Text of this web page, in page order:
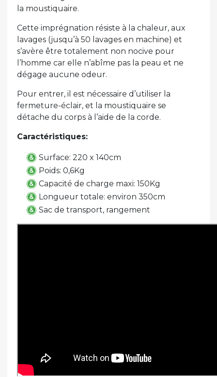
la moustiquaire.
Cette imprégnation résiste à la chaleur, aux
lavages (jusqu’à 50 lavages en machine) et
s’avère être totalement non nocive pour
l’homme car elle n’abîme pas la peau et ne
dégage aucune odeur.
Pour entrer, il est nécessaire d’utiliser la
fermeture-éclair, et la moustiquaire se
détache du corps à l’aide de la corde.
Caractéristiques:
Surface: 220 x 140cm
Poids: 0,6Kg
Capacité de charge maxi: 150Kg
Longueur totale: environ 350cm
Sac de transport, rangement